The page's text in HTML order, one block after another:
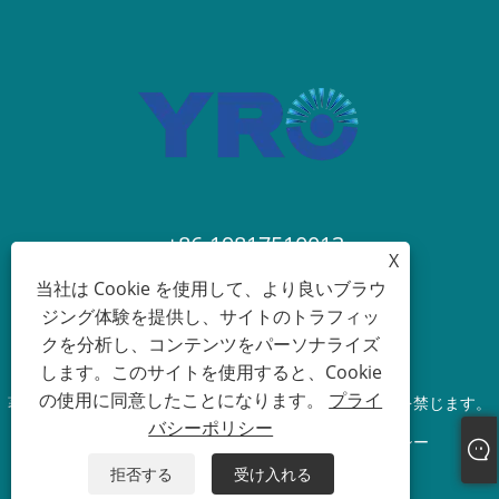
+86-19817510013
contact@yroele.com
著作権 © 2024 浙江養老新エネルギー有限公司無断転載を禁じます。
Sitemap RSS XML プライバシーポリシー
X
当社は Cookie を使用して、より良いブラウ
ジング体験を提供し、サイトのトラフィッ
クを分析し、コンテンツをパーソナライズ
します。このサイトを使用すると、Cookie
の使用に同意したことになります。 プライ
バシーポリシー
拒否する 受け入れる